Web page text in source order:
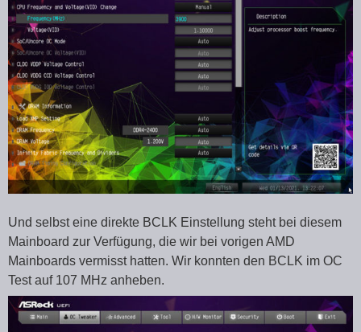
Und selbst eine direkte BCLK Einstellung steht bei diesem
Mainboard zur Verfügung, die wir bei vorigen AMD
Mainboards vermisst hatten. Wir konnten den BCLK im OC
Test auf 107 MHz anheben.